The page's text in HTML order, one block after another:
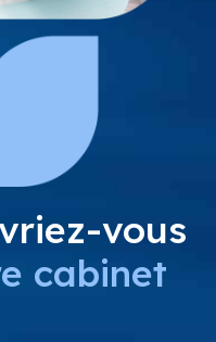
vous
cabinet